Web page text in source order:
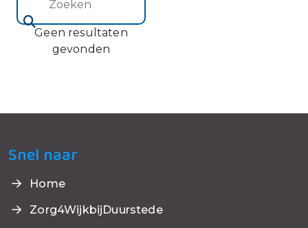
Geen resultaten
gevonden
Snel naar
Home
Zorg4WijkbijDuurstede